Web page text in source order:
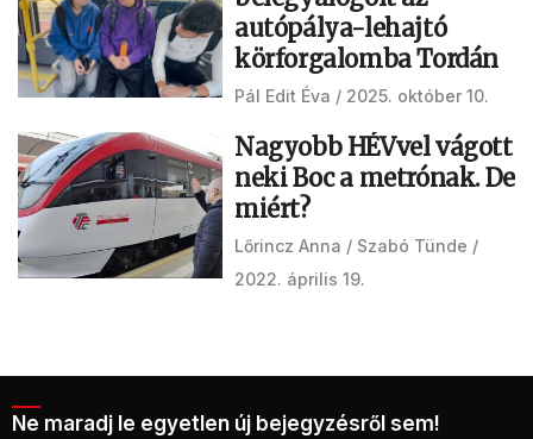
autópálya-lehajtó
körforgalomba Tordán
Pál Edit Éva 2025. október 10.
Nagyobb HÉVvel vágott
neki Boc a metrónak. De
miért?
Lőrincz Anna
Szabó Tünde
2022. április 19.
Ne maradj le egyetlen új bejegyzésről sem!